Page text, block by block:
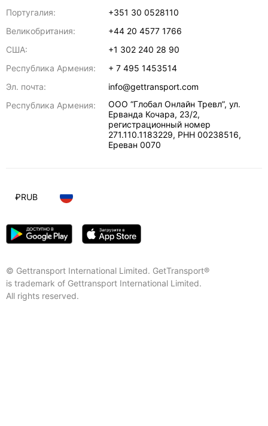
Португалия:
+351 30 0528110
Великобритания:
+44 20 4577 1766
США:
+1 302 240 28 90
Республика Армения:
+ 7 495 1453514
Эл. почта:
info@gettransport.com
Республика Армения:
ООО “Глобал Онлайн Тревл”, ул.
Ерванда Кочара, 23/2,
регистрационный номер
271.110.1183229, РНН 00238516,
Ереван 0070
© Gettransport International Limited. GetTransport®
is trademark of Gettransport International Limited.
All rights reserved.
₽RUB